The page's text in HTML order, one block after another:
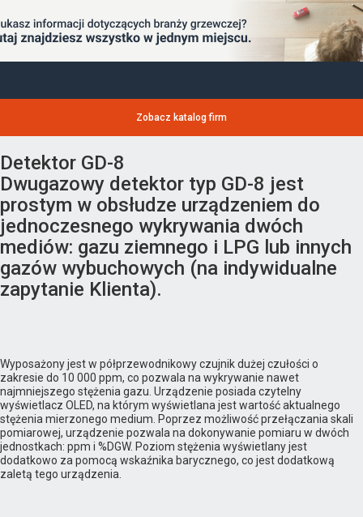
Zobacz katalog firm
Detektor GD-8
Dwugazowy detektor typ GD-8 jest
prostym w obsłudze urządzeniem do
jednoczesnego wykrywania dwóch
mediów: gazu ziemnego i LPG lub innych
gazów wybuchowych (na indywidualne
zapytanie Klienta).
Wyposażony jest w półprzewodnikowy czujnik dużej czułości o
zakresie do 10 000 ppm, co pozwala na wykrywanie nawet
najmniejszego stężenia gazu. Urządzenie posiada czytelny
wyświetlacz OLED, na którym wyświetlana jest wartość aktualnego
stężenia mierzonego medium. Poprzez możliwość przełączania skali
pomiarowej, urządzenie pozwala na dokonywanie pomiaru w dwóch
jednostkach: ppm i %DGW. Poziom stężenia wyświetlany jest
dodatkowo za pomocą wskaźnika barycznego, co jest dodatkową
zaletą tego urządzenia.